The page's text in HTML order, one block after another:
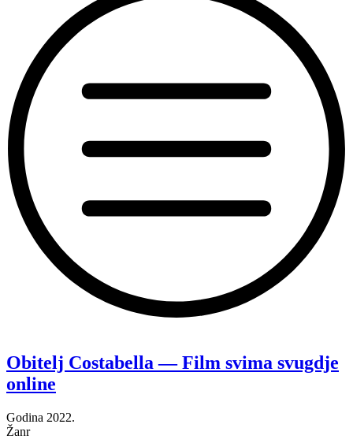
Film
svima
svugdje
Obitelj Costabella — Film svima svugdje
online
Godina 2022.
Žanr